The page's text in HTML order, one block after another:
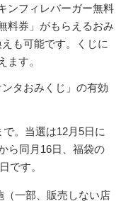
ンフィレバーガー無料
料券」がもらえるおみ
も可能です。くじに
ます。
タおみくじ」の有効
。当選は12月5日に
ら同月16日、福袋の
です。
一部、販売しない店